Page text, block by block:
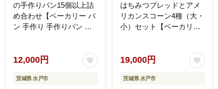
の手作りパン15個以上詰
め合わせ【ベーカリー パ
ン 手作り 手作りパン お
訳あり フードロス 水戸市
水戸 茨城県 10000円以内
1万円以内 】（DD-8）
12,000円
茨城県 水戸市
はちみつブレッドとアメ
リカンスコーン4種（大・
小）セット【ベーカリー
ット 詰め合わせ 卵不使用
焼き菓子 水戸市 水戸 茨
城県 冷凍 20000円以内 2
19,000円
茨城県 水戸市